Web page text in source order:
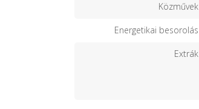
Közművek
Energetikai besorolás
Extrák